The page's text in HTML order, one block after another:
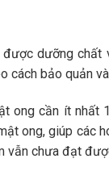
dưỡng chất
cách bảo quản
ong cần ít nhất
ong, giúp các
vẫn chưa đạt